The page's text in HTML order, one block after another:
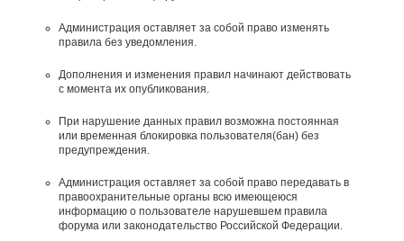
Администрация оставляет за собой право изменять
правила без уведомления.
Дополнения и изменения правил начинают действовать
с момента их опубликования.
При нарушение данных правил возможна постоянная
или временная блокировка пользователя(бан) без
предупреждения.
Администрация оставляет за собой право передавать в
правоохранительные органы всю имеющеюся
информацию о пользователе нарушевшем правила
форума или законодательство Российской Федерации.